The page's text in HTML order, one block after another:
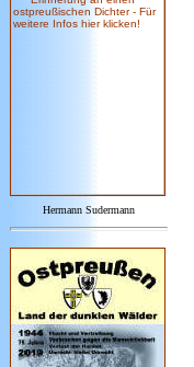
Hermann Sudermann